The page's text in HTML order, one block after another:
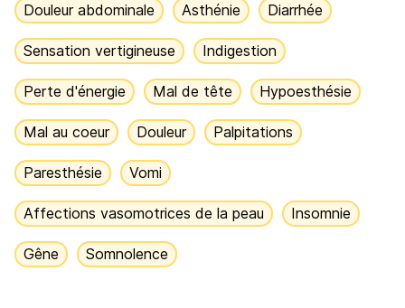
Douleur abdominale Asthénie Diarrhée
Sensation vertigineuse Indigestion
Perte d'énergie Mal de tête Hypoesthésie
Mal au coeur Douleur Palpitations
Paresthésie Vomi
Affections vasomotrices de la peau Insomnie
Gêne Somnolence